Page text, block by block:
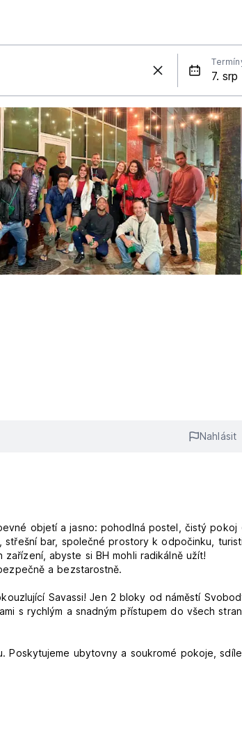
Nahlásit
objetí a jasno: pohodlná postel, čistý pokoj
bar, společné prostory k odpočinku,
abyste si BH mohli radikálně užít!
a bezstarostně.
Savassi! Jen 2 bloky od náměstí
s rychlým a snadným přístupem do všech stran
Poskytujeme ubytovny a soukromé pokoje,